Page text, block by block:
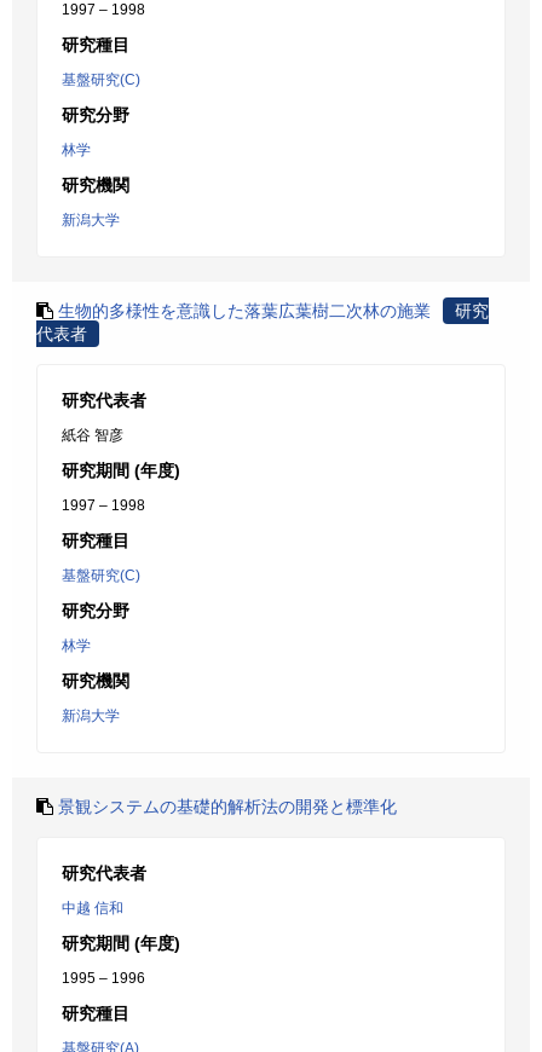
1997 – 1998
研究種目
基盤研究(C)
研究分野
林学
研究機関
新潟大学
生物的多様性を意識した落葉広葉樹二次林の施業
研究
代表者
研究代表者
紙谷 智彦
研究期間 (年度)
1997 – 1998
研究種目
基盤研究(C)
研究分野
林学
研究機関
新潟大学
景観システムの基礎的解析法の開発と標準化
研究代表者
中越 信和
研究期間 (年度)
1995 – 1996
研究種目
基盤研究(A)